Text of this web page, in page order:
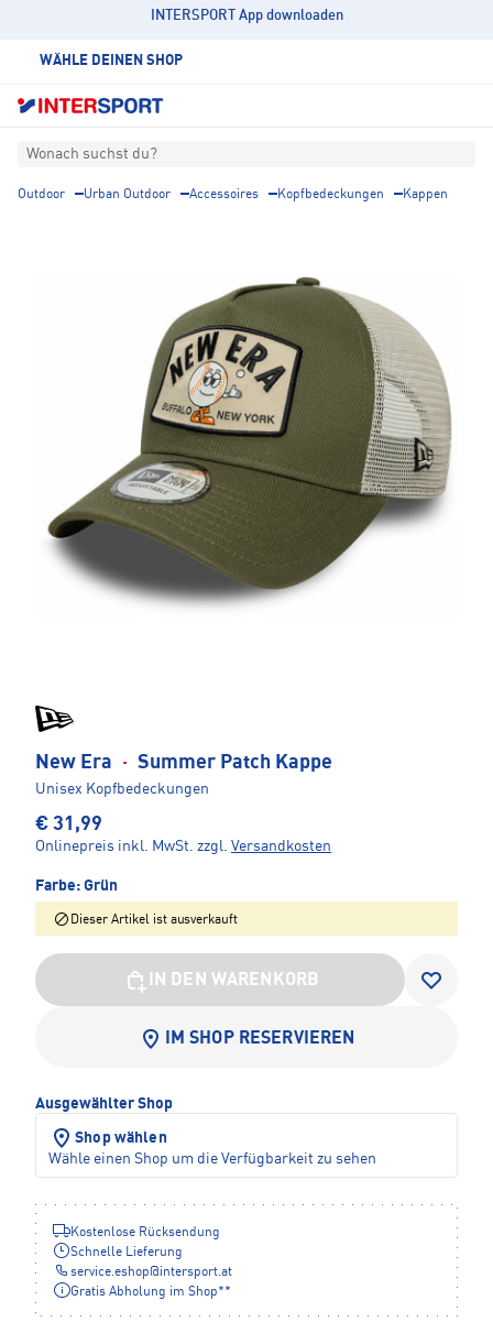
INTERSPORT App downloaden
WÄHLE DEINEN SHOP
Wonach suchst du?
Outdoor Urban Outdoor Accessoires Kopfbedeckungen Kappen
New Era · Summer Patch Kappe
Unisex Kopfbedeckungen
€ 31,99
Onlinepreis inkl. MwSt. zzgl. Versandkosten
Farbe: Grün
Dieser Artikel ist ausverkauft
IN DEN WARENKORB
IM SHOP RESERVIEREN
Ausgewählter Shop
Shop wählen
Wähle einen Shop um die Verfügbarkeit zu sehen
Kostenlose Rücksendung
Schnelle Lieferung
service.eshop@intersport.at
Gratis Abholung im Shop**